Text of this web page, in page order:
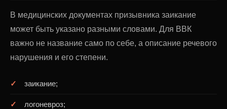
В медицинских документах призывника заикание
может быть указано разными словами. Для ВВК
важно не название само по себе, а описание речевого
нарушения и его степени.
заикание;
логоневроз;